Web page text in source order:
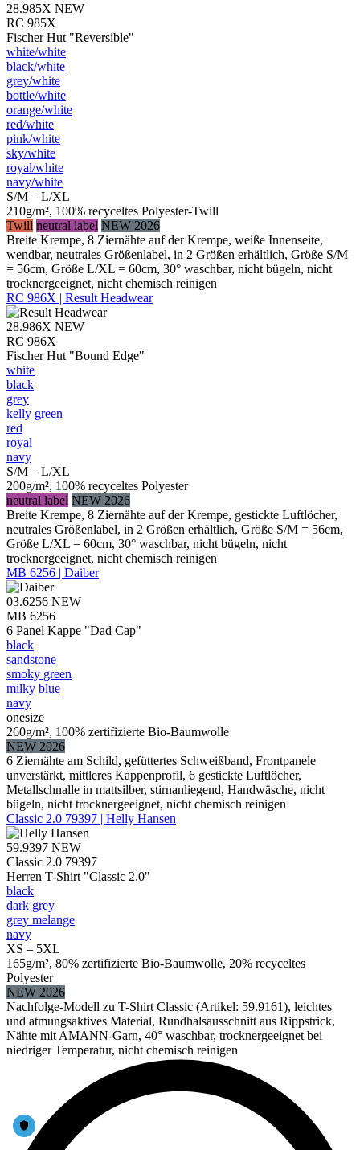
28.985X NEW
RC 985X
Fischer Hut "Reversible"
white/​white
black/​white
grey/​white
bottle/​white
orange/​white
red/​white
pink/​white
sky/​white
royal/​white
navy/​white
S/M – L/XL
210g/m², 100% recyceltes Polyester-Twill
Twill neutral label NEW 2026
Breite Krempe, 8 Ziernähte auf der Krempe, weiße Innenseite,
wendbar, neutrales Größenlabel, in 2 Größen erhältlich, Größe S/M
= 56cm, Größe L/XL = 60cm, 30° waschbar, nicht bügeln, nicht
trocknergeeignet, nicht chemisch reinigen
RC 986X | Result Headwear
28.986X NEW
RC 986X
Fischer Hut "Bound Edge"
white
black
grey
kelly green
red
royal
navy
S/M – L/XL
200g/m², 100% recyceltes Polyester
neutral label NEW 2026
Breite Krempe, 8 Ziernähte auf der Krempe, gestickte Luftlöcher,
neutrales Größenlabel, in 2 Größen erhältlich, Größe S/M = 56cm,
Größe L/XL = 60cm, 30° waschbar, nicht bügeln, nicht
trocknergeeignet, nicht chemisch reinigen
MB 6256 | Daiber
03.6256 NEW
MB 6256
6 Panel Kappe "Dad Cap"
black
sandstone
smoky green
milky blue
navy
onesize
260g/m², 100% zertifizierte Bio-Baumwolle
NEW 2026
6 Ziernähte am Schild, gefüttertes Schweißband, Frontpanele
unverstärkt, mittleres Kappenprofil, 6 gestickte Luftlöcher,
Metallschnalle in mattsilber, stirnanliegend, Handwäsche, nicht
bügeln, nicht trocknergeeignet, nicht chemisch reinigen
Classic 2.0 79397 | Helly Hansen
59.9397 NEW
Classic 2.0 79397
Herren T-Shirt "Classic 2.0"
black
dark grey
grey melange
navy
XS – 5XL
165g/m², 80% zertifizierte Bio-Baumwolle, 20% recyceltes
Polyester
NEW 2026
Nachfolge-Modell zu T-Shirt Classic (Artikel: 59.9161), leichtes
und atmungsaktives Material, Rundhalsausschnitt aus Rippstrick,
Nähte mit AMANN-Garn, 40° waschbar, trocknergeeignet bei
niedriger Temperatur, nicht chemisch reinigen